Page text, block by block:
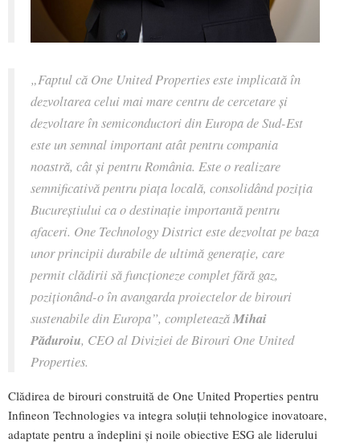
„Faptul că One United Properties este implicată în
dezvoltarea celui mai mare centru de cercetare și
dezvoltare în semiconductori din Europa de Sud-Est
este un semnal important atât pentru compania
noastră, cât și pentru România. Este o realizare
semnificativă pentru piața locală, consolidând poziția
Bucureștiului ca o destinație importantă pentru
afaceri. One Technology District este dezvoltat pe baza
unor principii durabile de ultimă generație, care
permit clădirii să funcționeze complet fără gaz,
poziționând-o în avangarda proiectelor de birouri
sustenabile din Europa”, completeazăMihai
Păduroiu, CEO al Diviziei de Birouri One United
Properties.
Clădirea de birouri construită de One United Properties pentru
Infineon Technologies va integra soluții tehnologice inovatoare,
adaptate pentru a îndeplini și noile obiective ESG ale liderului